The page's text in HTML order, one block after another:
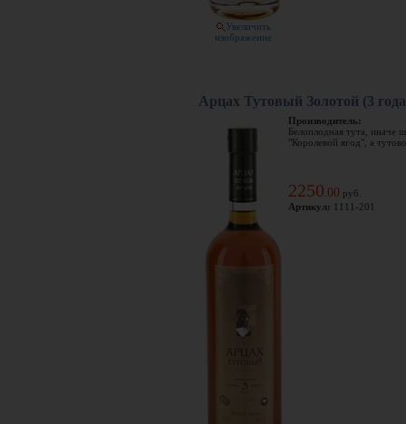
Увеличить
изображение
Арцах Тутовый Золотой (3
Производитель:
Белоплодная тута, иначе
"Королевой ягод", а
2250 00 руб.
Артикул: 1111-201